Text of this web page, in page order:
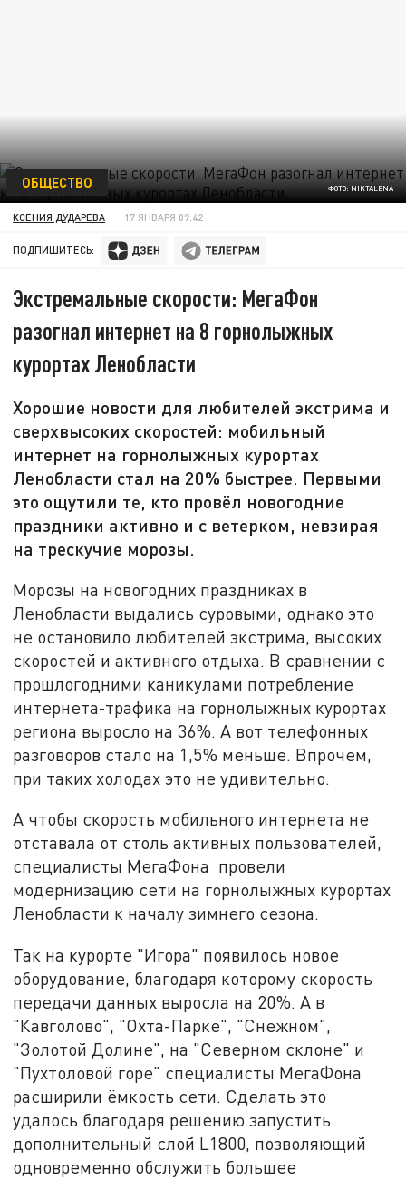
ФОТО: NIKTALENA
ОБЩЕСТВО
КСЕНИЯ ДУДАРЕВА 17 ЯНВАРЯ 09:42
ПОДПИШИТЕСЬ:
Экстремальные скорости: МегаФон
разогнал интернет на 8 горнолыжных
курортах Ленобласти
Хорошие новости для любителей экстрима и
сверхвысоких скоростей: мобильный
интернет на горнолыжных курортах
Ленобласти стал на 20% быстрее. Первыми
это ощутили те, кто провёл новогодние
праздники активно и с ветерком, невзирая
на трескучие морозы.
Морозы на новогодних праздниках в
Ленобласти выдались суровыми, однако это
не остановило любителей экстрима, высоких
скоростей и активного отдыха. В сравнении с
прошлогодними каникулами потребление
интернета-трафика на горнолыжных курортах
региона выросло на 36%. А вот телефонных
разговоров стало на 1,5% меньше. Впрочем,
при таких холодах это не удивительно.
А чтобы скорость мобильного интернета не
отставала от столь активных пользователей,
специалисты МегаФона провели
модернизацию сети на горнолыжных курортах
Ленобласти к началу зимнего сезона.
Так на курорте "Игора" появилось новое
оборудование, благодаря которому скорость
передачи данных выросла на 20%. А в
"Кавголово", "Охта-Парке", "Снежном",
"Золотой Долине", на "Северном склоне" и
"Пухтоловой горе" специалисты МегаФона
расширили ёмкость сети. Сделать это
удалось благодаря решению запустить
дополнительный слой L1800, позволяющий
одновременно обслужить большее